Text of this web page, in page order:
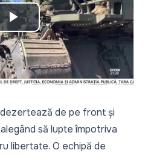
Play
Video
de pe front și
să lupte împotriva
libertate. O echipă de